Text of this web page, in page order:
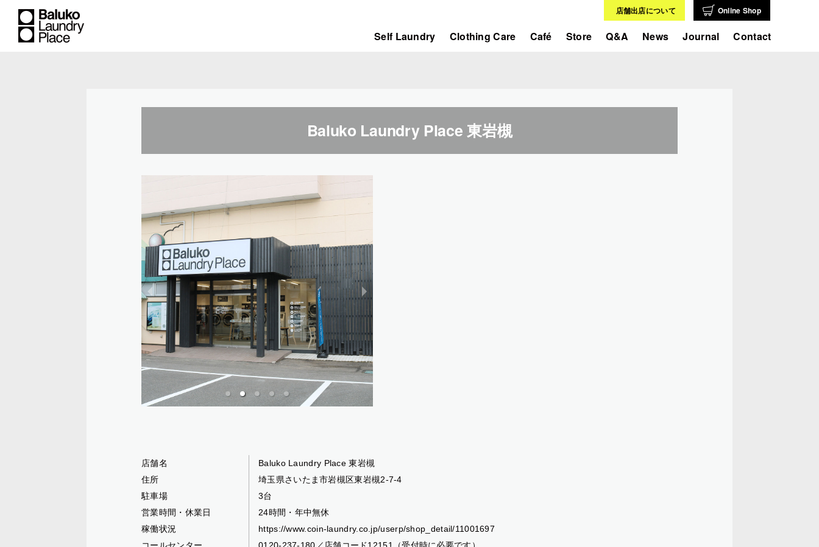
Self Laundry Clothing Care Café Store Q&A News Journal Contact
店舗出店について Online Shop
Baluko Laundry Place 東岩槻
店舗名
Baluko Laundry Place 東岩槻
住所
埼玉県さいたま市岩槻区東岩槻2-7-4
駐車場
3台
営業時間・休業日
24時間・年中無休
稼働状況
https://www.coin-laundry.co.jp/userp/shop_detail/11001697